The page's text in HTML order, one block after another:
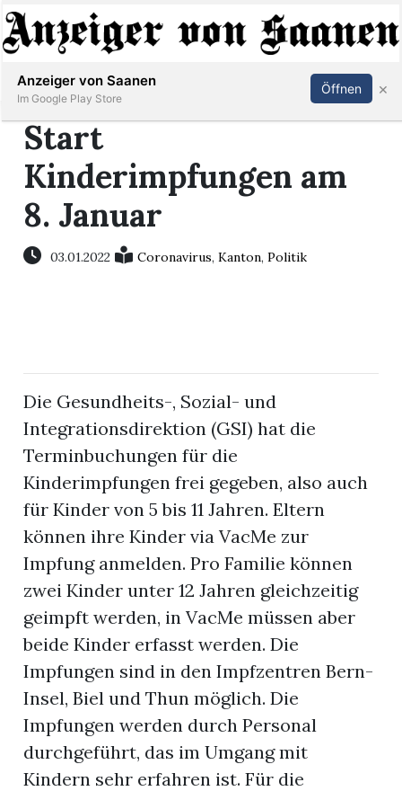
Events
Abonnieren Anmelden
Start
Kinderimpfungen am
8. Januar
03.01.2022 Coronavirus,Kanton,Politik
Die Gesundheits-, Sozial- und
Integrationsdirektion (GSI) hat die
Terminbuchungen für die
Kinderimpfungen frei gegeben, also auch
für Kinder von 5 bis 11 Jahren. Eltern
können ihre Kinder via VacMe zur
Impfung anmelden. Pro Familie können
zwei Kinder unter 12 Jahren gleichzeitig
geimpft werden, in VacMe müssen aber
beide Kinder erfasst werden. Die
Impfungen sind in den Impfzentren Bern-
Insel, Biel und Thun möglich. Die
Impfungen werden durch Personal
durchgeführt, das im Umgang mit
Kindern sehr erfahren ist. Für die
Anzeiger von Saanen
Im Google Play Store
Öffnen ×